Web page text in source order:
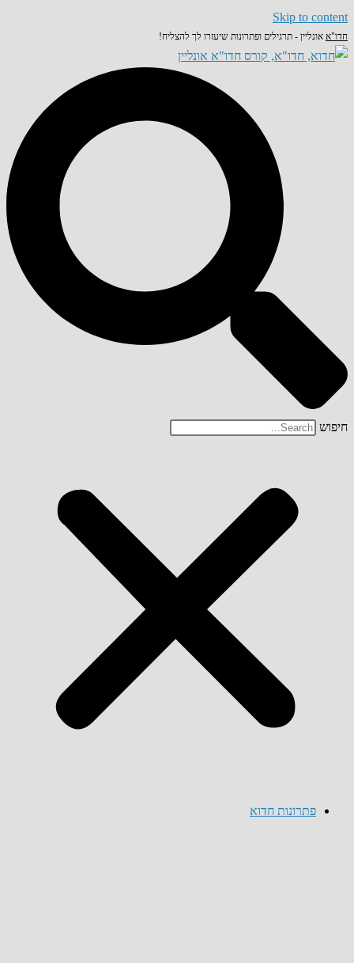
Skip to content
חדו"א אונליין - תרגילים ופתרונות שיעזרו לך להצליח!
חיפוש
פתרונות חדוא